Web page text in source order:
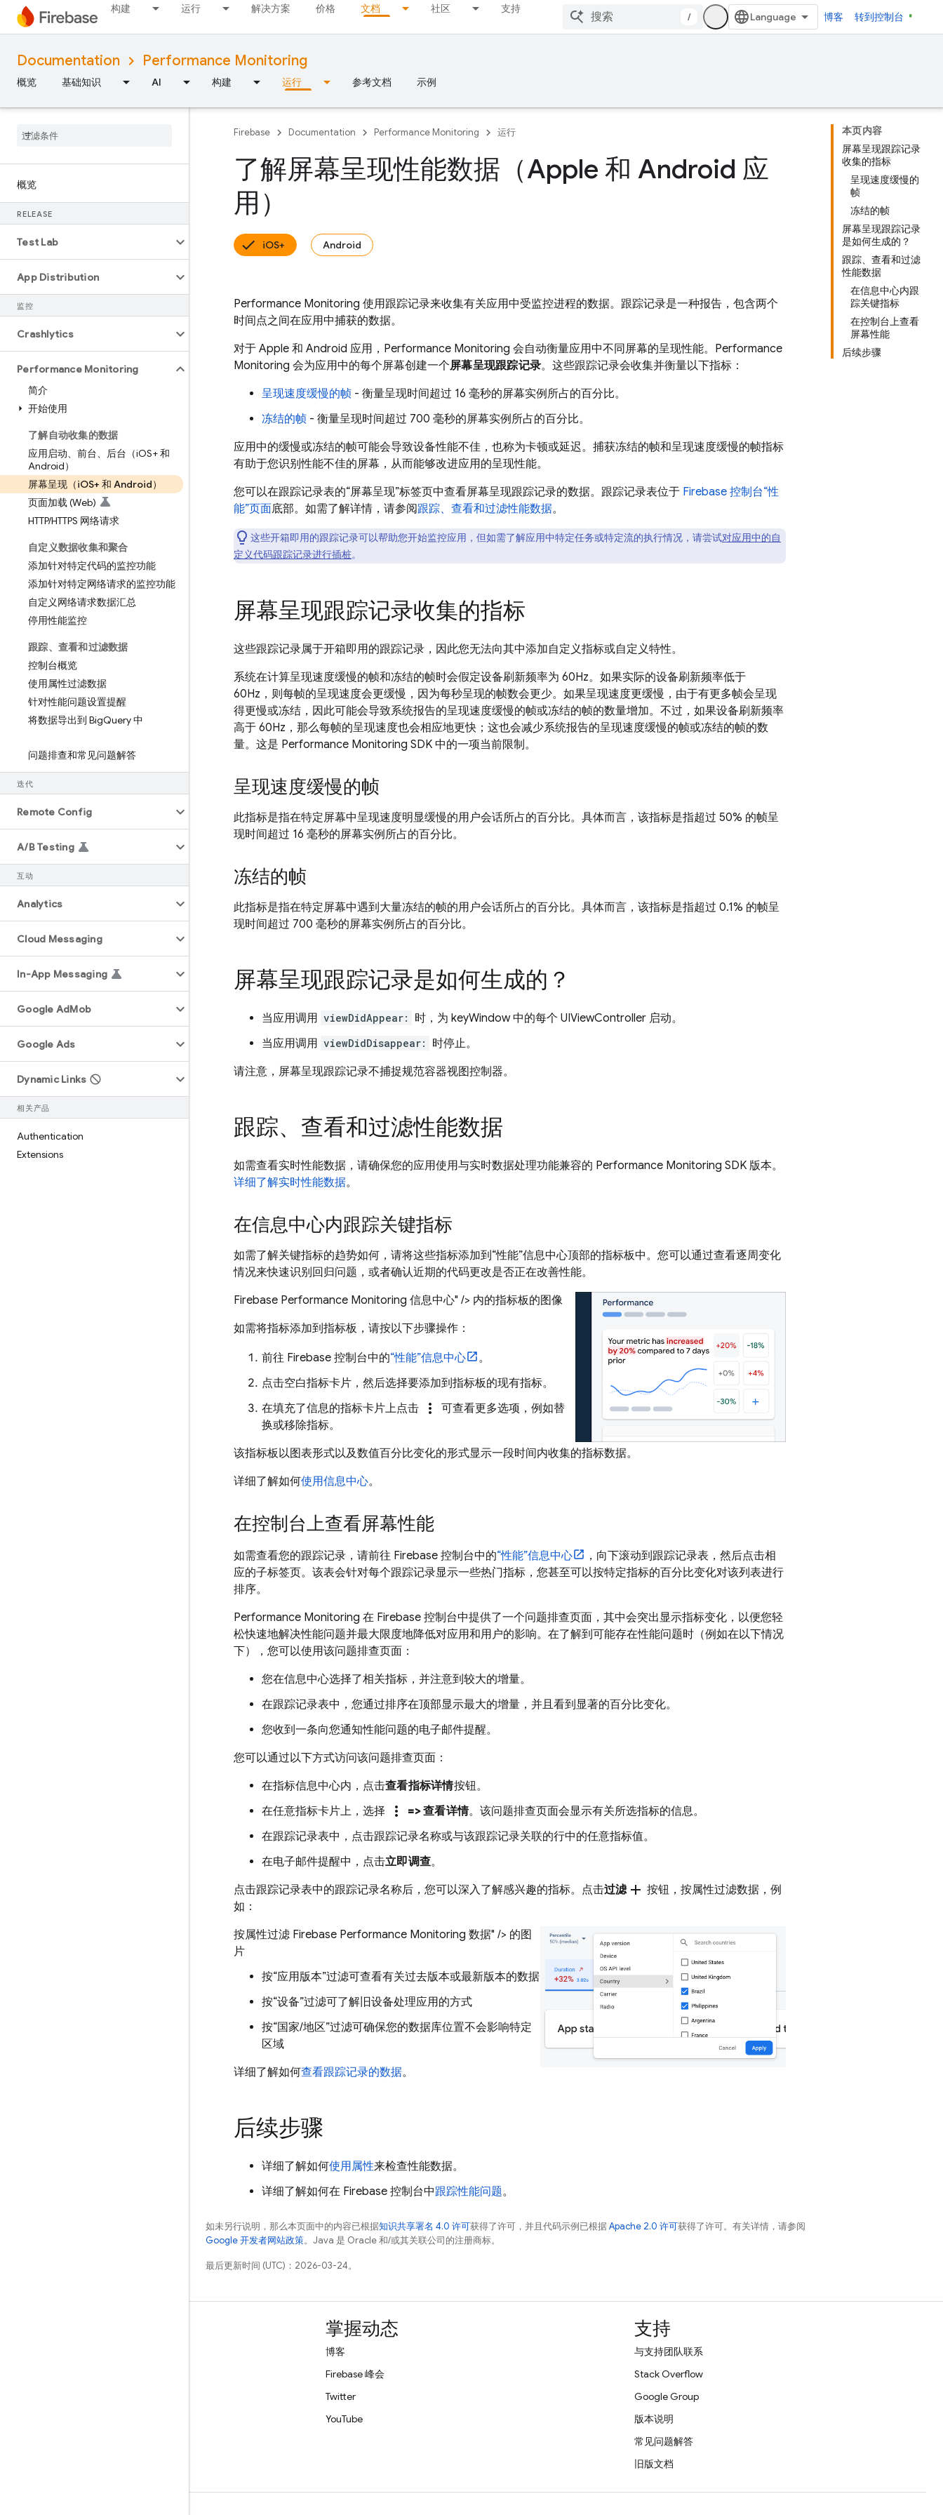
构建 运行 解决方案 价格 文档 社区 支持
/ 博客 转到控制台
Documentation Performance Monitoring
概览 基础知识 AI 构建 运行 参考文档 示例
概览
RELEASE
Test Lab
App Distribution
监控
Crashlytics
Performance Monitoring
简介
开始使用
了解自动收集的数据
应用启动、前台、后台（iOS+ 和
Android）
屏幕呈现（iOS+ 和 Android）
页面加载 (Web)
HTTP/HTTPS 网络请求
自定义数据收集和聚合
添加针对特定代码的监控功能
添加针对特定网络请求的监控功能
自定义网络请求数据汇总
停用性能监控
跟踪、查看和过滤数据
控制台概览
使用属性过滤数据
针对性能问题设置提醒
将数据导出到 BigQuery 中
问题排查和常见问题解答
迭代
Remote Config
A/B Testing
互动
Analytics
Cloud Messaging
In-App Messaging
Google AdMob
Google Ads
Dynamic Links
相关产品
Authentication
Extensions
本页内容
屏幕呈现跟踪记录
收集的指标
呈现速度缓慢的
帧
冻结的帧
屏幕呈现跟踪记录
是如何生成的？
跟踪、查看和过滤
性能数据
在信息中心内跟
踪关键指标
在控制台上查看
屏幕性能
后续步骤
Firebase Documentation Performance Monitoring 运行
了解屏幕呈现性能数据（Apple 和 Android 应
用）
iOS+ Android
Performance Monitoring 使用跟踪记录来收集有关应用中受监控进程的数据。跟踪记录是一种报告，包含两个
时间点之间在应用中捕获的数据。
对于 Apple 和 Android 应用， Performance Monitoring 会自动衡量应用中不同屏幕的呈现性能。 Performance
Monitoring 会为应用中的每个屏幕创建一个屏幕呈现跟踪记录。这些跟踪记录会收集并衡量以下指标：
呈现速度缓慢的帧 - 衡量呈现时间超过 16 毫秒的屏幕实例所占的百分比。
冻结的帧 - 衡量呈现时间超过 700 毫秒的屏幕实例所占的百分比。
应用中的缓慢或冻结的帧可能会导致设备性能不佳，也称为卡顿或延迟。捕获冻结的帧和呈现速度缓慢的帧指标
有助于您识别性能不佳的屏幕，从而能够改进应用的呈现性能。
您可以在跟踪记录表的“屏幕呈现”标签页中查看屏幕呈现跟踪记录的数据。跟踪记录表位于 Firebase 控制台“性
能”页面底部。 如需了解详情，请参阅跟踪、查看和过滤性能数据。
这些开箱即用的跟踪记录可以帮助您开始监控应用，但如需了解应用中特定任务或特定流的执行情况，请尝试对应用中的自
定义代码跟踪记录进行插桩。
屏幕呈现跟踪记录收集的指标
这些跟踪记录属于开箱即用的跟踪记录，因此您无法向其中添加自定义指标或自定义特性。
系统在计算呈现速度缓慢的帧和冻结的帧时会假定设备刷新频率为 60Hz。如果实际的设备刷新频率低于
60Hz，则每帧的呈现速度会更缓慢，因为每秒呈现的帧数会更少。如果呈现速度更缓慢，由于有更多帧会呈现
得更慢或冻结，因此可能会导致系统报告的呈现速度缓慢的帧或冻结的帧的数量增加。不过，如果设备刷新频率
高于 60Hz，那么每帧的呈现速度也会相应地更快；这也会减少系统报告的呈现速度缓慢的帧或冻结的帧的数
量。这是 Performance Monitoring SDK 中的一项当前限制。
呈现速度缓慢的帧
此指标是指在特定屏幕中呈现速度明显缓慢的用户会话所占的百分比。具体而言，该指标是指超过 50% 的帧呈
现时间超过 16 毫秒的屏幕实例所占的百分比。
冻结的帧
此指标是指在特定屏幕中遇到大量冻结的帧的用户会话所占的百分比。具体而言，该指标是指超过 0.1% 的帧呈
现时间超过 700 毫秒的屏幕实例所占的百分比。
屏幕呈现跟踪记录是如何生成的？
当应用调用 viewDidAppear:
时，为 keyWindow 中的每个 UIViewController 启动。
当应用调用 viewDidDisappear:
时停止。
请注意，屏幕呈现跟踪记录不捕捉规范容器视图控制器。
跟踪、查看和过滤性能数据
如需查看实时性能数据，请确保您的应用使用与实时数据处理功能兼容的 Performance Monitoring SDK 版本。
详细了解实时性能数据。
在信息中心内跟踪关键指标
如需了解关键指标的趋势如何，请将这些指标添加到“性能”信息中心顶部的指标板中。您可以通过查看逐周变化
情况来快速识别回归问题，或者确认近期的代码更改是否正在改善性能。
Firebase Performance Monitoring 信息中心" /> 内的指标板的图像
如需将指标添加到指标板，请按以下步骤操作：
前往 Firebase 控制台中的“性能”信息中心
。
点击空白指标卡片，然后选择要添加到指标板的现有指标。
在填充了信息的指标卡片上点击
more_vert
可查看更多选项，例如替
换或移除指标。
该指标板以图表形式以及数值百分比变化的形式显示一段时间内收集的指标数据。
详细了解如何使用信息中心。
在控制台上查看屏幕性能
如需查看您的跟踪记录，请前往 Firebase 控制台中的“性能”信息中心
，向下滚动到跟踪记录表，然后点击相
应的子标签页。该表会针对每个跟踪记录显示一些热门指标，您甚至可以按特定指标的百分比变化对该列表进行
排序。
Performance Monitoring 在 Firebase 控制台中提供了一个问题排查页面，其中会突出显示指标变化，以便您轻
松快速地解决性能问题并最大限度地降低对应用和用户的影响。在了解到可能存在性能问题时（例如在以下情况
下），您可以使用该问题排查页面：
您在信息中心选择了相关指标，并注意到较大的增量。
在跟踪记录表中，您通过排序在顶部显示最大的增量，并且看到显著的百分比变化。
您收到一条向您通知性能问题的电子邮件提醒。
您可以通过以下方式访问该问题排查页面：
在指标信息中心内，点击查看指标详情按钮。
在任意指标卡片上，选择
more_vert => 查看详情。该问题排查页面会显示有关所选指标的信息。
在跟踪记录表中，点击跟踪记录名称或与该跟踪记录关联的行中的任意指标值。
在电子邮件提醒中，点击立即调查。
点击跟踪记录表中的跟踪记录名称后，您可以深入了解感兴趣的指标。点击过滤add 按钮，按属性过滤数据，例
如：
按属性过滤 Firebase Performance Monitoring 数据" /> 的图
片
按“应用版本”过滤可查看有关过去版本或最新版本的数据
按“设备”过滤可了解旧设备处理应用的方式
按“国家/地区”过滤可确保您的数据库位置不会影响特定
区域
详细了解如何查看跟踪记录的数据。
后续步骤
详细了解如何使用属性来检查性能数据。
详细了解如何在 Firebase 控制台中跟踪性能问题。
如未另行说明，那么本页面中的内容已根据知识共享署名 4.0 许可获得了许可，并且代码示例已根据Apache 2.0 许可获得了许可。有关详情，请参阅
Google 开发者网站政策。Java 是 Oracle 和/或其关联公司的注册商标。
最后更新时间 (UTC)：2026-03-24。
掌握动态
博客
Firebase 峰会
Twitter
YouTube
支持
与支持团队联系
Stack Overflow
Google Group
版本说明
常见问题解答
旧版文档